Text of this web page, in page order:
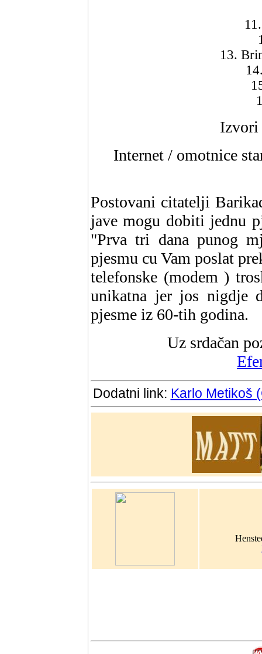
13.
Izvori
Internet / omotnice
Postovani citatelji
jave mogu dobiti jednu
"Prva tri dana punog
pjesmu cu Vam poslat
telefonske (modem )
unikatna jer jos nigdje
pjesme iz 60-tih godina.
Uz srdačan
Dodatni link: Karlo Metikoš